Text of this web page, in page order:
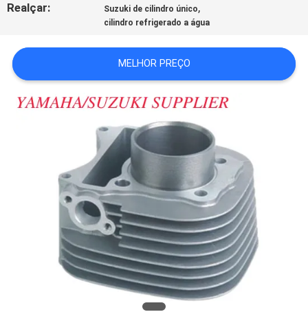
NOTÍCIA
PEÇA
UMAS
CITAÇÕES
PRIVACY
POLICY
Realçar: Suzuki de cilindro único,
cilindro refrigerado a água
MELHOR PREÇO